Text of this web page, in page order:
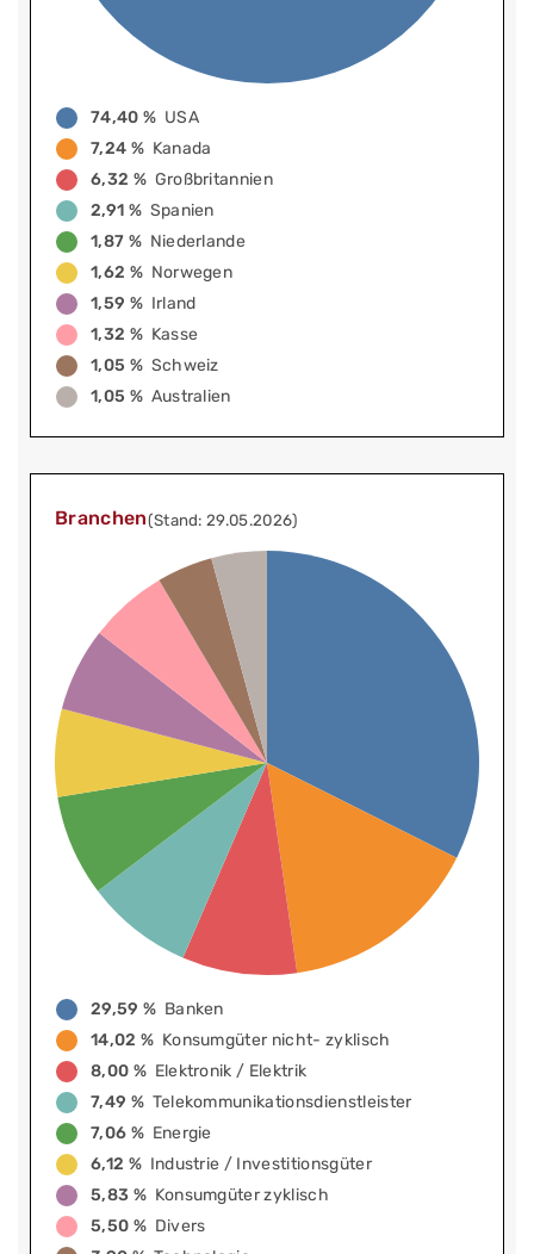
74,40 % USA
7,24 % Kanada
6,32 % Großbritannien
2,91 % Spanien
1,87 % Niederlande
1,62 % Norwegen
1,59 % Irland
1,32 % Kasse
1,05 % Schweiz
1,05 % Australien
Branchen(Stand: 29.05.2026)
29,59 % Banken
14,02 % Konsumgüter nicht- zyklisch
8,00 % Elektronik / Elektrik
7,49 % Telekommunikationsdienstleister
7,06 % Energie
6,12 % Industrie / Investitionsgüter
5,83 % Konsumgüter zyklisch
5,50 % Divers